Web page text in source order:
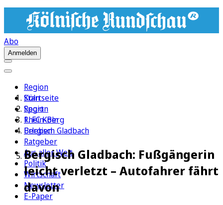
Abo
Anmelden
Region
Köln
Sport
1. FC Köln
Erleben
Ratgeber
Aus aller Welt
Politik
Wirtschaft
Newsletter
E-Paper
Startseite
Region
Rhein-Berg
Bergisch Gladbach
Bergisch Gladbach: Fußgängerin
leicht verletzt – Autofahrer fährt
davon